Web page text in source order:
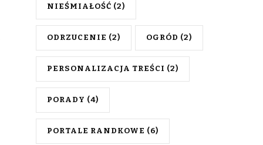
NIEŚMIAŁOŚĆ (2)
ODRZUCENIE (2) OGRÓD (2)
PERSONALIZACJA TREŚCI (2)
PORADY (4)
PORTALE RANDKOWE (6)